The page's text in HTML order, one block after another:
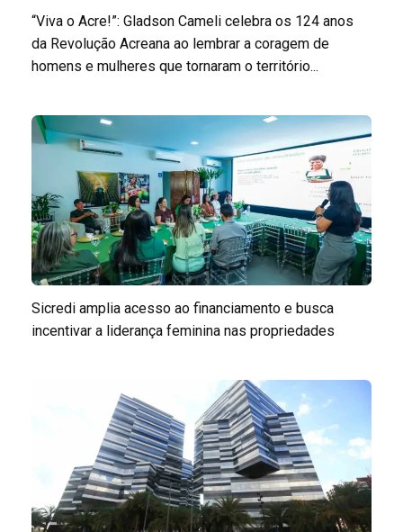
“Viva o Acre!”: Gladson Cameli celebra os 124 anos
da Revolução Acreana ao lembrar a coragem de
homens e mulheres que tornaram o território...
Sicredi amplia acesso ao financiamento e busca
incentivar a liderança feminina nas propriedades